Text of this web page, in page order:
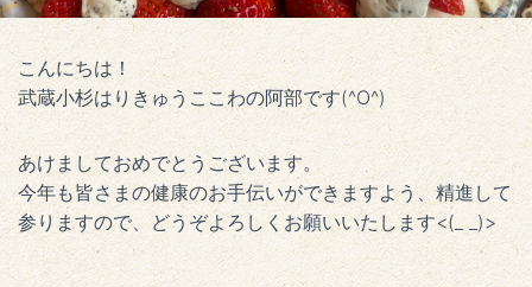
こんにちは！
武蔵小杉はりきゅうここわの阿部です(^O^)
あけましておめでとうございます。
今年も皆さまの健康のお手伝いができますよう、精進して
参りますので、どうぞよろしくお願いいたします<(_ _)>